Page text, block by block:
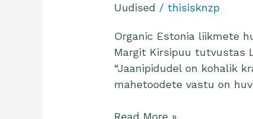
Uudised /thisisknzp
Organic Estonia liikmete
Margit Kirsipuu tutvustas
“Jaanipidudel on kohalik
mahetoodete vastu on
Read More »